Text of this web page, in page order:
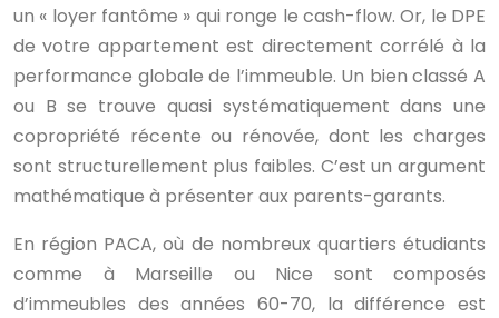
un « loyer fantôme » qui ronge le cash-flow. Or, le DPE
de votre appartement est directement corrélé à la
performance globale de l’immeuble. Un bien classé A
ou B se trouve quasi systématiquement dans une
copropriété récente ou rénovée, dont les charges
sont structurellement plus faibles. C’est un argument
mathématique à présenter aux parents-garants.
En région PACA, où de nombreux quartiers étudiants
comme à Marseille ou Nice sont composés
d’immeubles des années 60-70, la différence est